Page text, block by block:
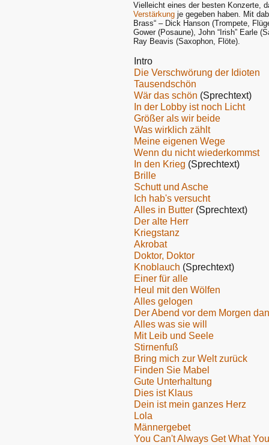
Vielleicht eines der besten Konzerte,
Verstärkung je gegeben haben. Mit
Brass“ – Dick Hanson (Trompete,
Gower (Posaune), John “Irish” Earle
Ray Beavis (Saxophon, Flöte).
Intro
Die Verschwörung der Idioten
Tausendschön
Wär das schön (Sprechtext)
In der Lobby ist noch Licht
Größer als wir beide
Was wirklich zählt
Meine eigenen Wege
Wenn du nicht wiederkommst
In den Krieg (Sprechtext)
Brille
Schutt und Asche
Ich hab's versucht
Alles in Butter (Sprechtext)
Der alte Herr
Kriegstanz
Akrobat
Doktor, Doktor
Knoblauch (Sprechtext)
Einer für alle
Heul mit den Wölfen
Alles gelogen
Der Abend vor dem Morgen
Alles was sie will
Mit Leib und Seele
Stirnenfuß
Bring mich zur Welt zurück
Finden Sie Mabel
Gute Unterhaltung
Dies ist Klaus
Dein ist mein ganzes Herz
Lola
Männergebet
You Can't Always Get What